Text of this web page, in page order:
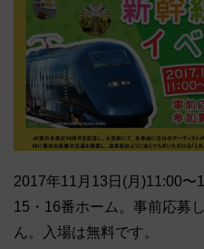
2017年11月13日(月)11:00〜
15・16番ホーム。事前応募
ん。入場は無料です。